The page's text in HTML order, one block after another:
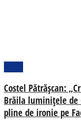
Costel Pătrășcan:
Brăila luminițele de
pline de ironie pe